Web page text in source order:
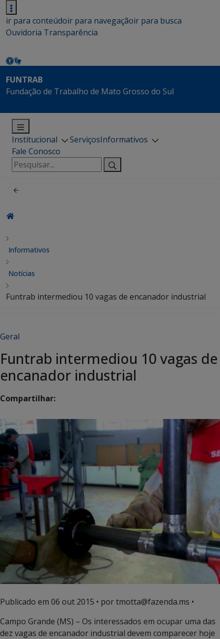
ir para conteúdoir para navegaçãoir para busca
Ouvidoria Transparência
FUNTRAB
Fundação de Trabalho de Mato Grosso do Sul
Institucional ServiçosInformativos
Fale Conosco
Pesquisar
por:
Informativos
Notícias
Funtrab intermediou 10 vagas de encanador industrial
Geral
Funtrab intermediou 10 vagas de
encanador industrial
Compartilhar:
Publicado em 06 out 2015 • por tmotta@fazenda.ms •
Campo Grande (MS) – Os interessados em ocupar uma das
dez vagas de encanador industrial devem comparecer hoje